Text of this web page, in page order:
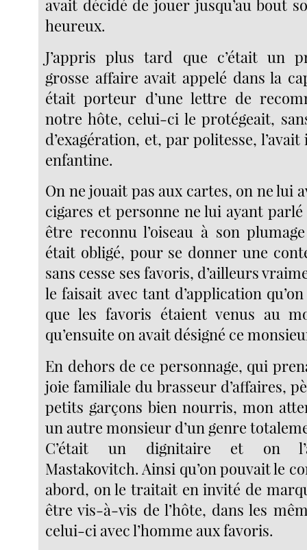
avait décidé de jouer jusqu’au bout
heureux.
J’appris plus tard que c’était un
grosse affaire avait appelé dans la
était porteur d’une lettre de
notre hôte, celui-ci le protégeait,
d’exagération, et, par politesse,
enfantine.
On ne jouait pas aux cartes, on ne lui
cigares et personne ne lui ayant
être reconnu l’oiseau à son
était obligé, pour se donner une
sans cesse ses favoris, d’ailleurs
le faisait avec tant d’application
que les favoris étaient venus au
qu’ensuite on avait désigné ce
En dehors de ce personnage, qui
joie familiale du brasseur d’affaires,
petits garçons bien nourris, mon
un autre monsieur d’un genre
C’était un dignitaire et on
Mastakovitch. Ainsi qu’on pouvait le
abord, on le traitait en invité de
être vis-à-vis de l’hôte, dans les
celui-ci avec l’homme aux favoris.